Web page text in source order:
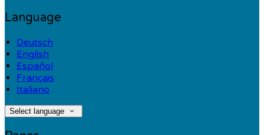
Language
Deutsch
English
Español
Français
Italiano
Select language